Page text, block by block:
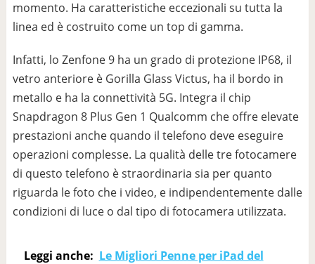
momento. Ha caratteristiche eccezionali su tutta la
linea ed è costruito come un top di gamma.
Infatti, lo Zenfone 9 ha un grado di protezione IP68, il
vetro anteriore è Gorilla Glass Victus, ha il bordo in
metallo e ha la connettività 5G. Integra il chip
Snapdragon 8 Plus Gen 1 Qualcomm che offre elevate
prestazioni anche quando il telefono deve eseguire
operazioni complesse. La qualità delle tre fotocamere
di questo telefono è straordinaria sia per quanto
riguarda le foto che i video, e indipendentemente dalle
condizioni di luce o dal tipo di fotocamera utilizzata.
Leggi anche: Le Migliori Penne per iPad del